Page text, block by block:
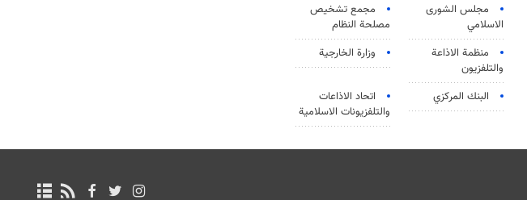
مجلس الشورى
الاسلامي
مجمع تشخيص
مصلحة النظام
منظمة الاذاعة
والتلفزیون
وزارة الخارجية
البنك المركزي
اتحاد الاذاعات
والتلفزيونات الاسلامية